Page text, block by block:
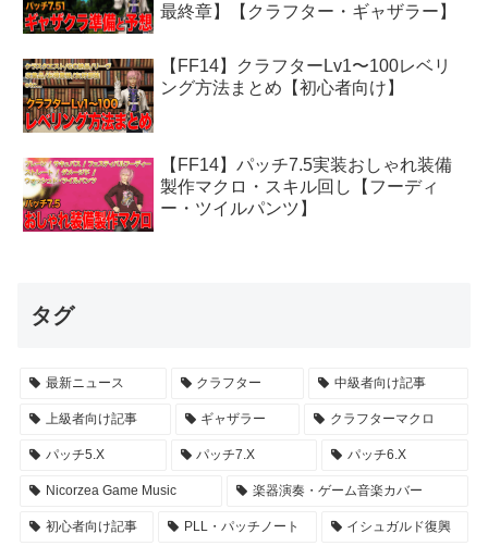
最終章】【クラフター・ギャザラー】
【FF14】クラフターLv1〜100レベリ
ング方法まとめ【初心者向け】
【FF14】パッチ7.5実装おしゃれ装備
製作マクロ・スキル回し【フーディ
ー・ツイルパンツ】
タグ
最新ニュース クラフター 中級者向け記事
上級者向け記事 ギャザラー クラフターマクロ
パッチ5.X パッチ7.X パッチ6.X
Nicorzea Game Music 楽器演奏・ゲーム音楽カバー
初心者向け記事 PLL・パッチノート イシュガルド復興